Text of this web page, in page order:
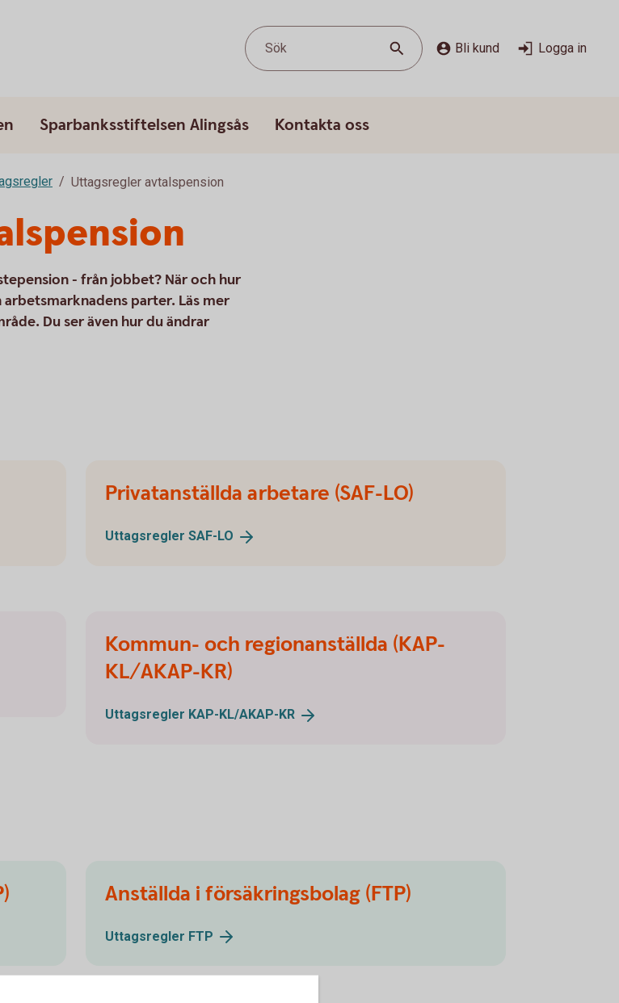
Sök Bli kund Logga in
Sparbanksstiftelsen Alingsås Kontakta oss
Uttagsregler avtalspension
- från jobbet? När och hur
parter. Läs mer
Du ser även hur du ändrar
Privatanställda arbetare (SAF-LO)
Uttagsregler SAF-LO
Kommun- och regionanställda (KAP-
KL/AKAP-KR)
Uttagsregler KAP-KL/AKAP-KR
Anställda i försäkringsbolag (FTP)
Uttagsregler FTP